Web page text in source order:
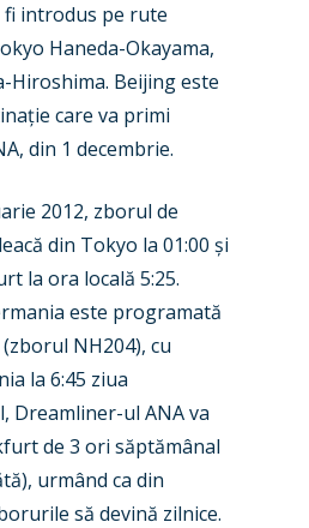
introdus pe rute
Haneda-Okayama,
Hiroshima. Beijing este
ție care va primi
din 1 decembrie.
2012, zborul de
din Tokyo la 01:00 și
la ora locală 5:25.
este programată
(zborul NH204), cu
la 6:45 ziua
Dreamliner-ul ANA va
de 3 ori săptămânal
urmând ca din
să devină zilnice.
New Routes
Industry
Dubai 2025
Paris 2025
Farnborough 2024
Farnborough 2022
Dubai 2019
Paris 2019
Business Jets
Military
Trip Reports
Marketplace
Jobs
Contact